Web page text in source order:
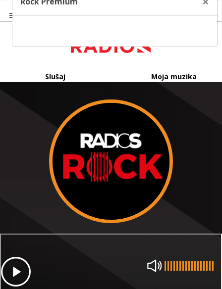
Slušaj Moja muzika